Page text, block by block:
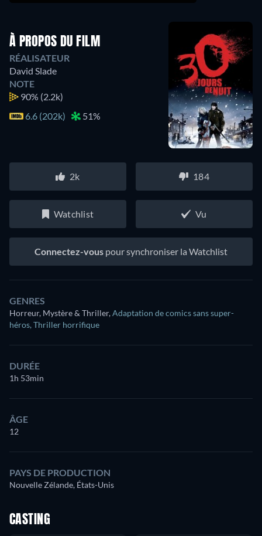
À PROPOS DU FILM
RÉALISATEUR
David Slade
NOTE
90% (2.2k)
6.6 (202k)
51%
2k 184
Watchlist Vu
Connectez-vous pour synchroniser la Watchlist
GENRES
Horreur, Mystère & Thriller,Adaptation de comics sans super-
héros, Thriller horrifique
DURÉE
1h 53min
ÂGE
12
PAYS DE PRODUCTION
Nouvelle Zélande, États-Unis
CASTING